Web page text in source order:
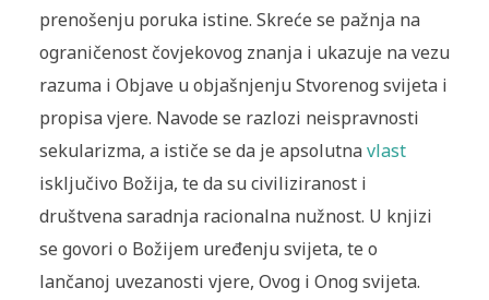
prenošenju poruka istine. Skreće se pažnja na
ograničenost čovjekovog znanja i ukazuje na vezu
razuma i Objave u objašnjenju Stvorenog svijeta i
propisa vjere. Navode se razlozi neispravnosti
sekularizma, a ističe se da je apsolutnavlast
isključivo Božija, te da su civiliziranost i
društvena saradnja racionalna nužnost. U knjizi
se govori o Božijem uređenju svijeta, te o
lančanoj uvezanosti vjere, Ovog i Onog svijeta.